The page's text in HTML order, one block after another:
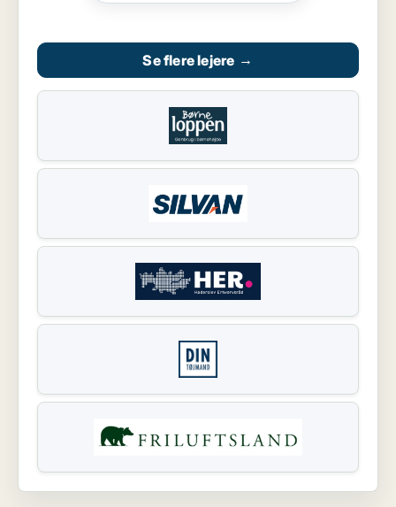
Se flere lejere →